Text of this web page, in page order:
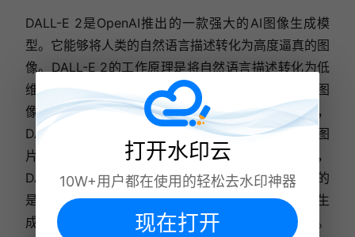
DALL-E 2是OpenAI推出的一款强大的AI图像生成模
型。它能够将人类的自然语言描述转化为高度逼真的图
像。DALL-E 2的工作原理是将自然语言描述转化为低
维的向量表示，然后利用神经网络将这些向量转换为图
像。由于采用了大规模的训练数据和强大的计算能力，
DALL-E 2能够在不到1秒钟的时间内生成高质量的图
片。无论是产品设计、广告设计还是虚拟现实应用，
DALL-E 2都能提供强大的支持。然而，需要注意的
是，由于技术限制和训练数据的局限性，DALL-E 2生
成的图像有时可能会出现不连贯或不符合预期的情况。
打开水印云
10W+用户都在使用的轻松去水印神器
现在打开